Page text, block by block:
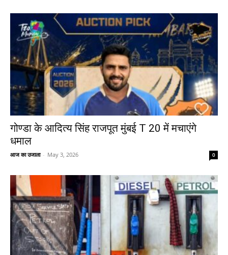
गोण्डा के आदित्य सिंह राजपूत मुंबई T 20 में मचाएंगे
धमाल
आज का उजाला - May 3, 2026 0